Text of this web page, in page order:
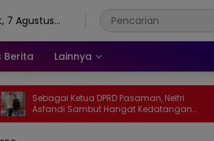
7 Agustus
Berita Lainnya
Ketua DPRD Pasaman, Nelfri
Sambut Hangat Kedatangan
Bersatu Tuah Saiyo.